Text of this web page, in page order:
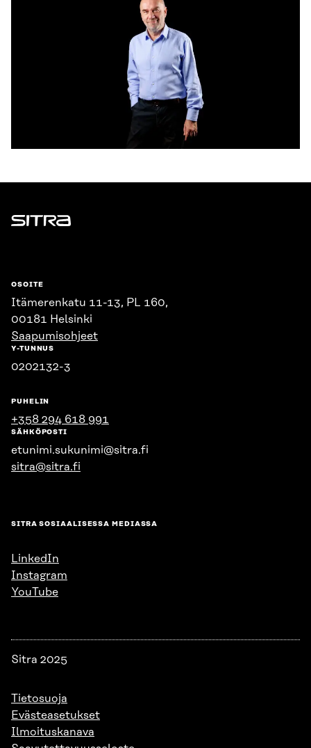
Sitra
OSOITE
Itämerenkatu 11-13, PL 160,
00181 Helsinki
Saapumisohjeet
Y-TUNNUS
0202132-3
PUHELIN
+358 294 618 991
SÄHKÖPOSTI
etunimi.sukunimi@sitra.fi
sitra@sitra.fi
SITRA SOSIAALISESSA MEDIASSA
LinkedIn
Instagram
YouTube
Sitra 2025
Tietosuoja
Evästeasetukset
Ilmoituskanava